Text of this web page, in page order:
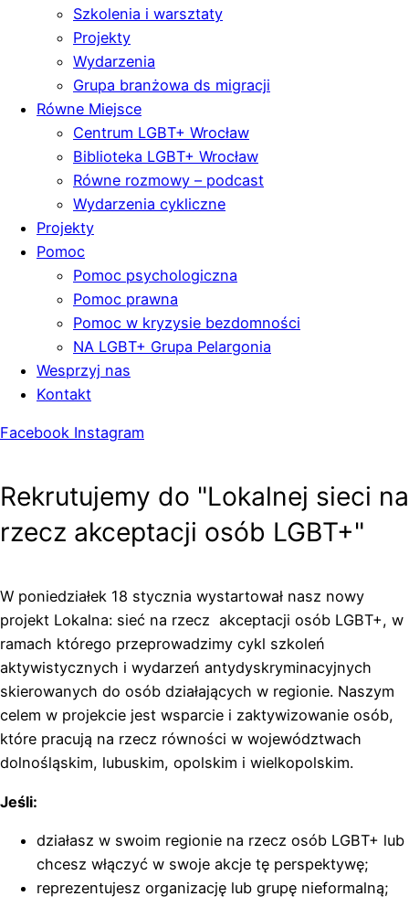
Szkolenia i warsztaty
Projekty
Wydarzenia
Grupa branżowa ds migracji
Równe Miejsce
Centrum LGBT+ Wrocław
Biblioteka LGBT+ Wrocław
Równe rozmowy – podcast
Wydarzenia cykliczne
Projekty
Pomoc
Pomoc psychologiczna
Pomoc prawna
Pomoc w kryzysie bezdomności
NA LGBT+ Grupa Pelargonia
Wesprzyj nas
Kontakt
Facebook Instagram
Rekrutujemy do "Lokalnej sieci na
rzecz akceptacji osób LGBT+"
W poniedziałek 18 stycznia wystartował nasz nowy
projekt Lokalna: sieć na rzecz akceptacji osób LGBT+, w
ramach którego przeprowadzimy cykl szkoleń
aktywistycznych i wydarzeń antydyskryminacyjnych
skierowanych do osób działających w regionie. Naszym
celem w projekcie jest wsparcie i zaktywizowanie osób,
które pracują na rzecz równości w województwach
dolnośląskim, lubuskim, opolskim i wielkopolskim.
Jeśli:
działasz w swoim regionie na rzecz osób LGBT+ lub
chcesz włączyć w swoje akcje tę perspektywę;
reprezentujesz organizację lub grupę nieformalną;